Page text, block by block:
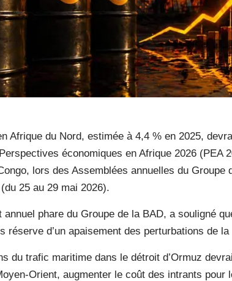
Afrique du Nord, estimée à 4,4 % en 2025,
économiques en Afrique 2026 (PEA
lors des Assemblées annuelles du Groupe
25 au 29 mai 2026).
annuel phare du Groupe de la BAD, a souligné
réserve d’un apaisement des perturbations de
du trafic maritime dans le détroit d’Ormuz
Orient, augmenter le coût des intrants